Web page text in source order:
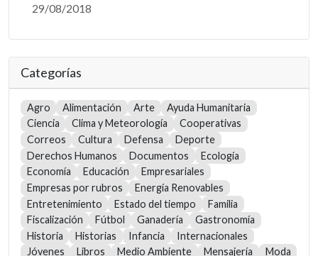
29/08/2018
Categorías
Agro Alimentación Arte
Ayuda Humanitaria
Ciencia
Clima y Meteorología
Cooperativas
Correos
Cultura Defensa
Deporte
Derechos Humanos
Documentos
Ecología
Economía
Educación
Empresariales
Empresas por rubros
Energía Renovables
Entretenimiento
Estado del tiempo
Familia
Fiscalización
Fútbol Ganadería
Gastronomía
Historia
Historias Infancia
Internacionales
Jóvenes
Libros Medio Ambiente Mensajería
Moda